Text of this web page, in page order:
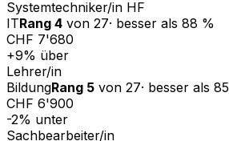
Systemtechniker/in HF
ITRang 4 von 27· besser als 88 %
CHF 7'680
+9% über
Lehrer/in
BildungRang 5 von 27· besser als 85
CHF 6'900
-2% unter
Sachbearbeiter/in